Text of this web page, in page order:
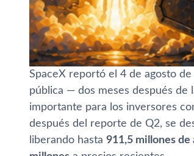
SpaceX reportó el 4 de agosto
pública — dos meses después de
importante para los inversores
después del reporte de Q2, se
liberando hasta 911,5 millones de